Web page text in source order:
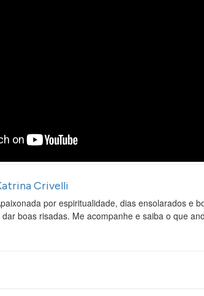
Crivelli
por espiritualidade, dias ensolarados e
dar boas risadas. Me acompanhe e saiba o que